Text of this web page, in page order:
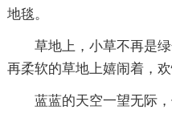
地毯。
草地上，小草不再是
再柔软的草地上嬉闹着，
蓝蓝的天空一望无际